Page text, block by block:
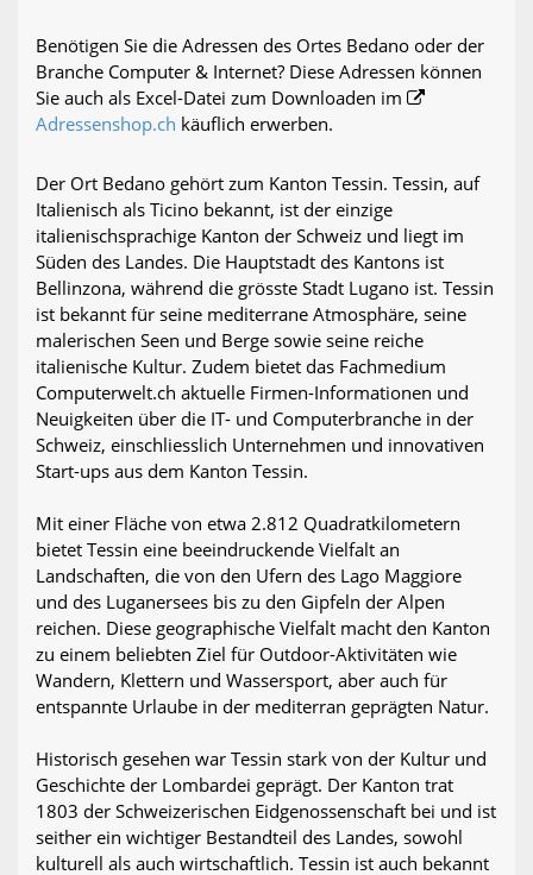
Benötigen Sie die Adressen des Ortes Bedano oder der
Branche Computer & Internet? Diese Adressen können
Sie auch als Excel-Datei zum Downloaden im
Adressenshop.ch käuflich erwerben.
Der Ort Bedano gehört zum Kanton Tessin. Tessin, auf
Italienisch als Ticino bekannt, ist der einzige
italienischsprachige Kanton der Schweiz und liegt im
Süden des Landes. Die Hauptstadt des Kantons ist
Bellinzona, während die grösste Stadt Lugano ist. Tessin
ist bekannt für seine mediterrane Atmosphäre, seine
malerischen Seen und Berge sowie seine reiche
italienische Kultur. Zudem bietet das Fachmedium
Computerwelt.ch aktuelle Firmen-Informationen und
Neuigkeiten über die IT- und Computerbranche in der
Schweiz, einschliesslich Unternehmen und innovativen
Start-ups aus dem Kanton Tessin.
Mit einer Fläche von etwa 2.812 Quadratkilometern
bietet Tessin eine beeindruckende Vielfalt an
Landschaften, die von den Ufern des Lago Maggiore
und des Luganersees bis zu den Gipfeln der Alpen
reichen. Diese geographische Vielfalt macht den Kanton
zu einem beliebten Ziel für Outdoor-Aktivitäten wie
Wandern, Klettern und Wassersport, aber auch für
entspannte Urlaube in der mediterran geprägten Natur.
Historisch gesehen war Tessin stark von der Kultur und
Geschichte der Lombardei geprägt. Der Kanton trat
1803 der Schweizerischen Eidgenossenschaft bei und ist
seither ein wichtiger Bestandteil des Landes, sowohl
kulturell als auch wirtschaftlich. Tessin ist auch bekannt